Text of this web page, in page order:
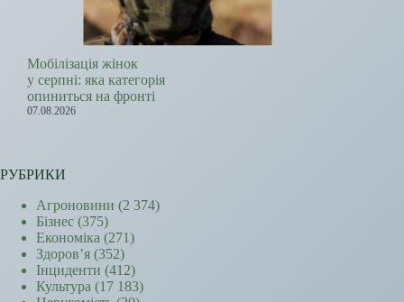
Мобілізація жінок
у серпні: яка категорія
опиниться на фронті
07.08.2026
РУБРИКИ
Агроновини (2 374)
Бізнес (375)
Економіка (271)
Здоров’я (352)
Інциденти (412)
Культура (17 183)